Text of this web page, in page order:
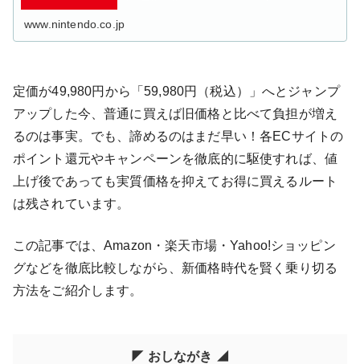
www.nintendo.co.jp
定価が49,980円から「59,980円（税込）」へとジャンプ
アップした今、普通に買えば旧価格と比べて負担が増え
るのは事実。でも、諦めるのはまだ早い！各ECサイトの
ポイント還元やキャンペーンを徹底的に駆使すれば、値
上げ後であっても実質価格を抑えてお得に買えるルート
は残されています。
この記事では、Amazon・楽天市場・Yahoo!ショッピン
グなどを徹底比較しながら、新価格時代を賢く乗り切る
方法をご紹介します。
◤ おしながき ◢